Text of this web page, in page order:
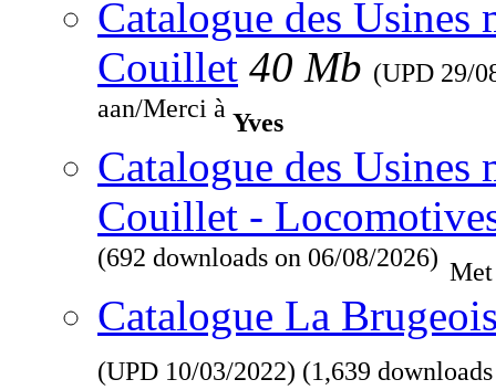
Catalogue des
Couillet 40 Mb (UPD 29/
aan/Merci à Yves
Catalogue des
Couillet -
(692 downloads on 06/08/2026)
Catalogue La
(UPD 10/03/2022) (1,639